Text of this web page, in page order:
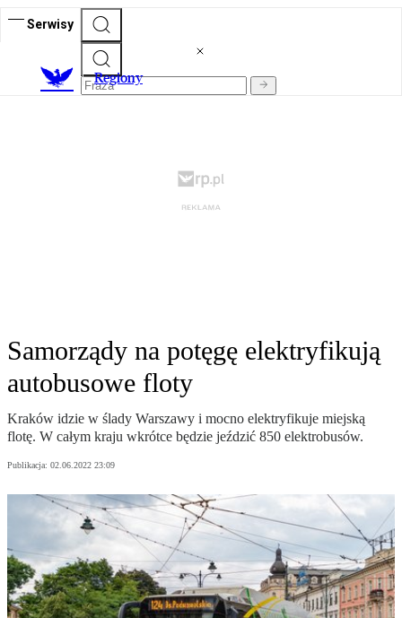
Serwisy
Regiony
Samorządy na potęgę elektryfikują
autobusowe floty
Kraków idzie w ślady Warszawy i mocno elektryfikuje miejską
flotę. W całym kraju wkrótce będzie jeździć 850 elektrobusów.
Publikacja: 02.06.2022 23:09